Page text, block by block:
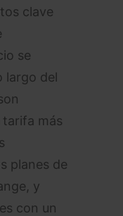
clave
se
largo del
tarifa más
planes de
y
con un